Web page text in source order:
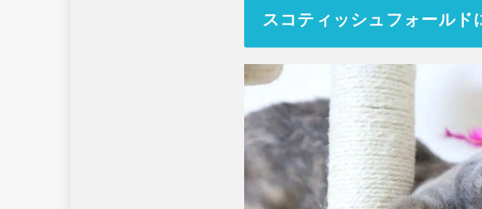
スコティッシュフォールド